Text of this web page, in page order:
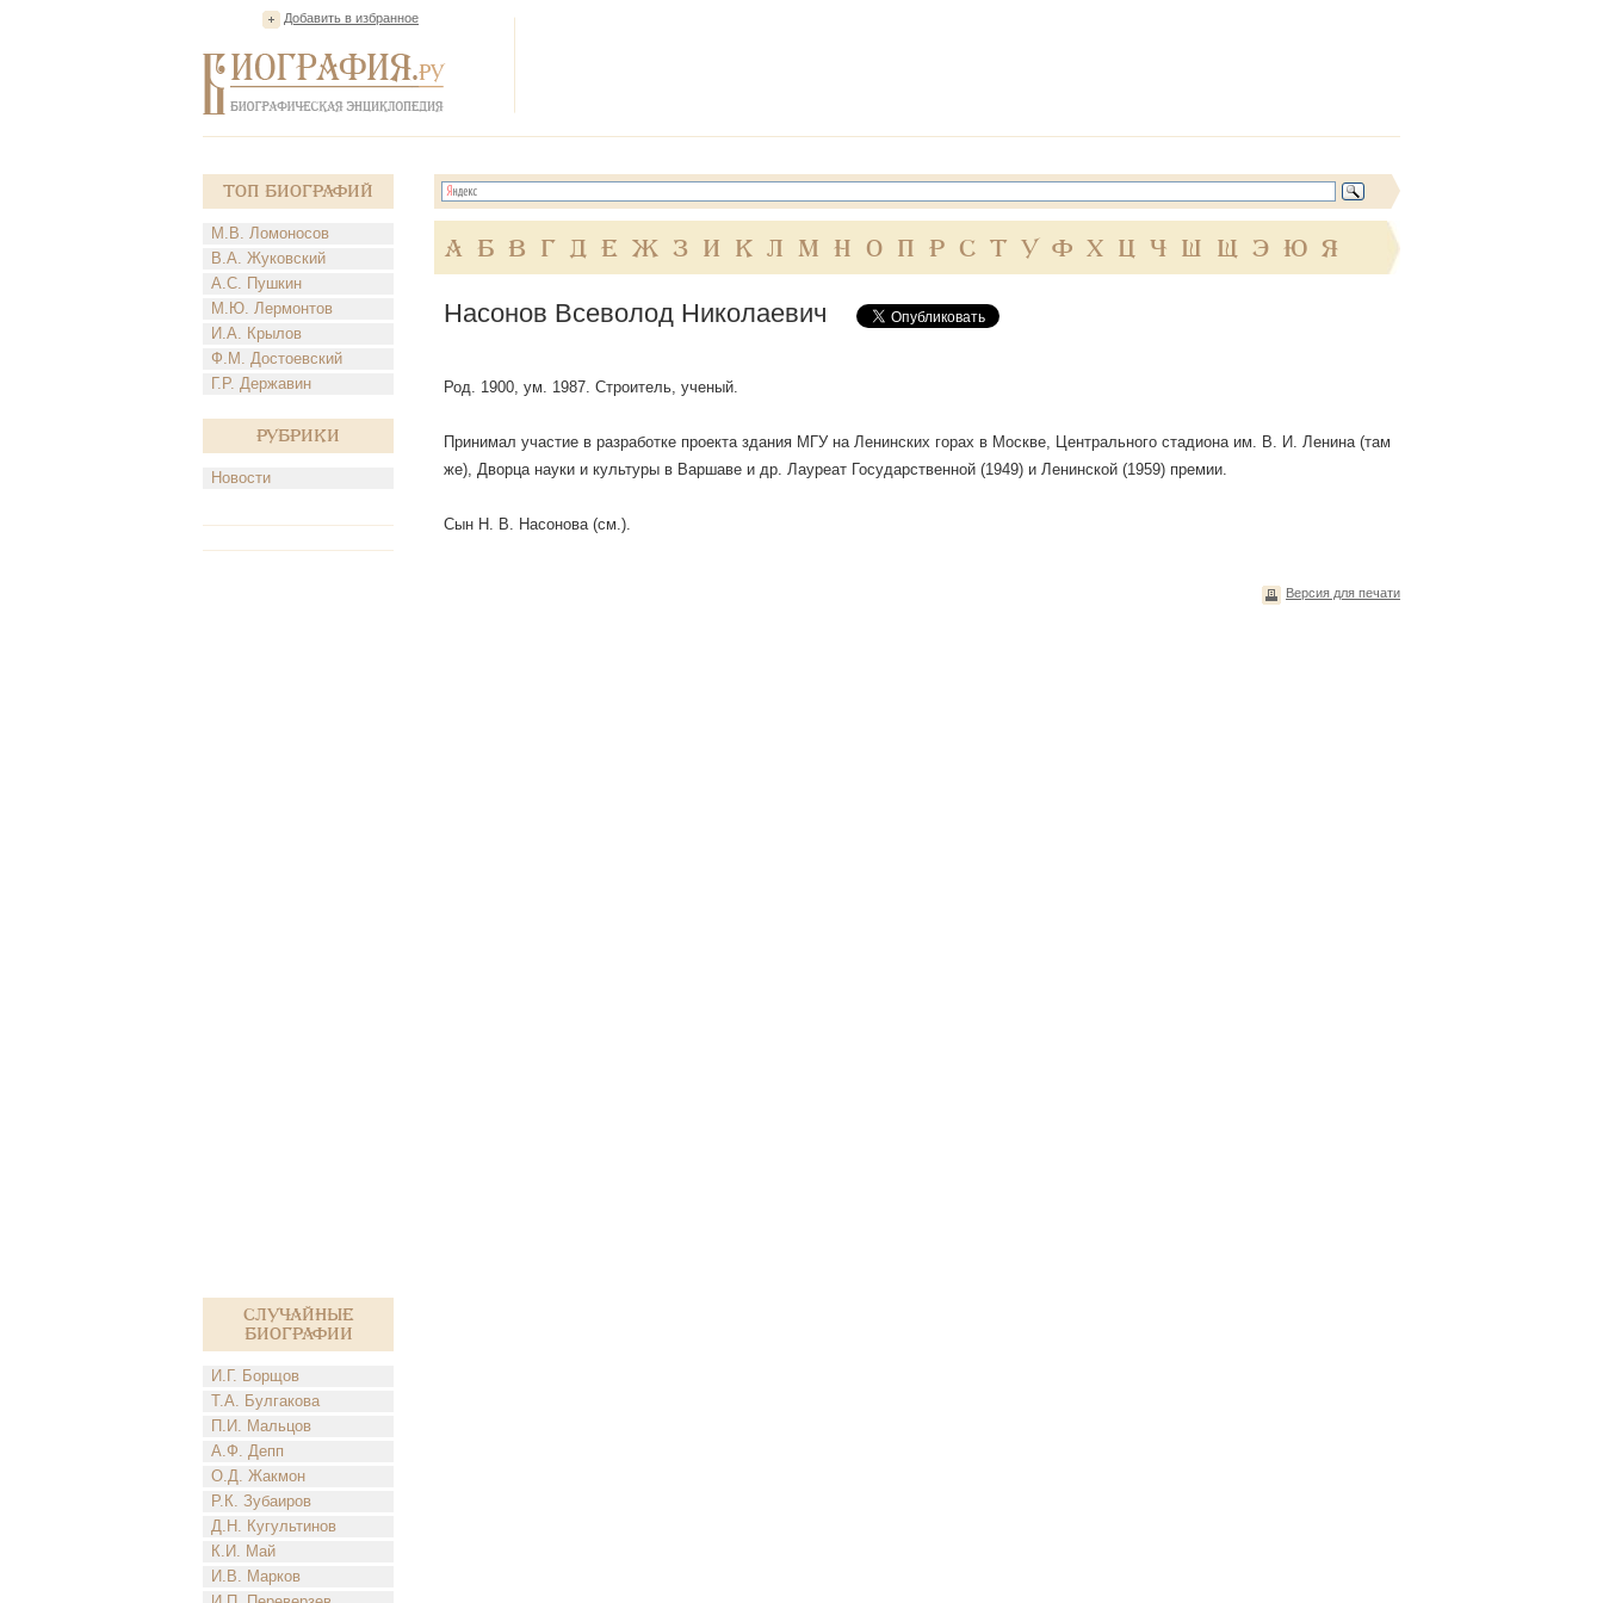
Добавить в избранное
Топ Биографий
М.В. Ломоносов
В.А. Жуковский
А.С. Пушкин
М.Ю. Лермонтов
И.А. Крылов
Ф.М. Достоевский
Г.Р. Державин
Рубрики
Новости
Случайные
биографии
И.Г. Борщов
Т.А. Булгакова
П.И. Мальцов
А.Ф. Депп
О.Д. Жакмон
Р.К. Зубаиров
Д.Н. Кугультинов
К.И. Май
И.В. Марков
А Б В Г Д Е Ж З И К Л М Н О П Р С Т У Ф Х Ц Ч Ш Щ Э Ю Я
Насонов Всеволод Николаевич
Род. 1900, ум. 1987. Строитель, ученый.
Принимал участие в разработке проекта здания МГУ на Ленинских горах в Москве, Центрального стадиона им. В. И. Ленина (там
же), Дворца науки и культуры в Варшаве и др. Лауреат Государственной (1949) и Ленинской (1959) премии.
Сын Н. В. Насонова (см.).
Версия для печати